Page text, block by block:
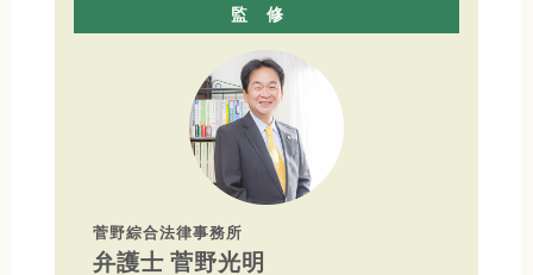
監修
菅野綜合法律事務所
弁護士 菅野光明